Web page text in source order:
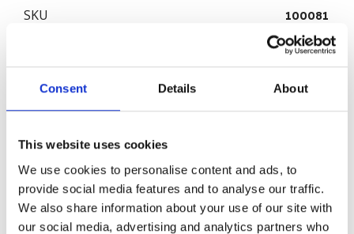
Consent Details About
This website uses cookies
We use cookies to personalise content and ads, to
provide social media features and to analyse our traffic.
We also share information about your use of our site with
our social media, advertising and analytics partners who
SKU 100081
HOOGTE 19MM